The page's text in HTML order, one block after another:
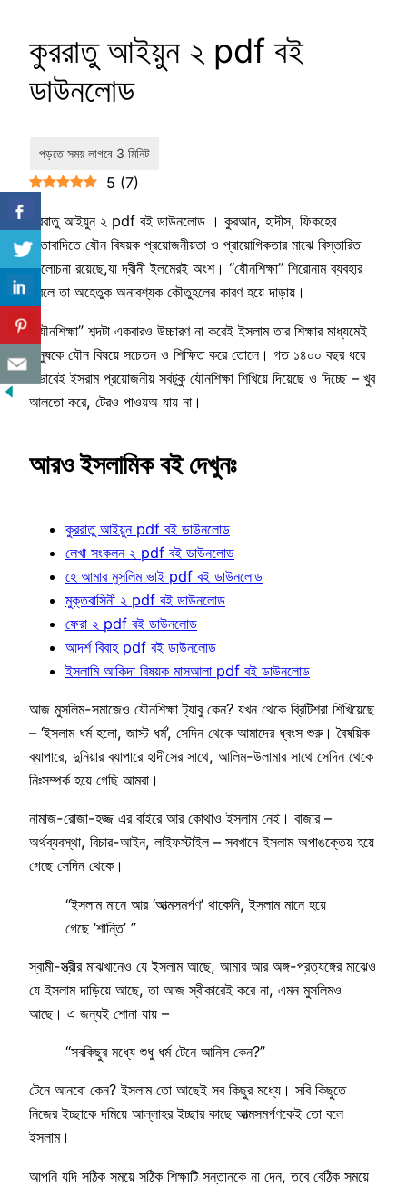
কুররাতু আইয়ুন ২ pdf বই
ডাউনলোড
5 (7)
কুররাতু আইয়ুন ২ pdf বই ডাউনলোড । কুরআন, হাদীস, ফিকহের
কিতাবাদিতে যৌন বিষয়ক প্রয়োজনীয়তা ও প্রায়োগিকতার মাঝে বিস্তারিত
আলোচনা রয়েছে,যা দ্বীনী ইলমেরই অংশ। “যৌনশিক্ষা” শিরোনাম ব্যবহার
করলে তা অহেতুক অনাবশ্যক কৌতুহলের কারণ হয়ে দাড়ায়।
“যৌনশিক্ষা” শব্দটা একবারও উচ্চারণ না করেই ইসলাম তার শিক্ষার মাধ্যমেই
মানুষকে যৌন বিষয়ে সচেতন ও শিক্ষিত করে তোলে। গত ১৪০০ বছর ধরে
এভাবেই ইসরাম প্রয়োজনীয় সবটুকু যৌনশিক্ষা শিখিয়ে দিয়েছে ও দিচ্ছে – খুব
আলতো করে, টেরও পাওয়অ যায় না।
আরও ইসলামিক বই দেখুনঃ
কুররাতু আইয়ুন pdf বই ডাউনলোড
লেখা সংকলন ২ pdf বই ডাউনলোড
হে আমার মুসলিম ভাই pdf বই ডাউনলোড
মুক্তবাসিনী ২ pdf বই ডাউনলোড
ফেরা ২ pdf বই ডাউনলোড
আদর্শ বিবাহ pdf বই ডাউনলোড
ইসলামি আকিদা বিষয়ক মাসআলা pdf বই ডাউনলোড
আজ মুসলিম-সমাজেও যৌনশিক্ষা ট্যাবু কেন? যখন থেকে ব্রিটিশরা শিখিয়েছে
– ‘ইসলাম ধর্ম হলো, জাস্ট ধর্ম’, সেদিন থেকে আমাদের ধ্বংস শুরু। বৈষয়িক
ব্যাপারে, দুনিয়ার ব্যাপারে হাদীসের সাথে, আলিম-উলামার সাথে সেদিন থেকে
নিঃসম্পর্ক হয়ে গেছি আমরা।
নামাজ-রোজা-হজ্জ এর বাইরে আর কোথাও ইসলাম নেই। বাজার –
অর্থব্যবস্থা, বিচার-আইন, লাইফস্টাইল – সবখানে ইসলাম অপাঙক্তেয় হয়ে
গেছে সেদিন থেকে।
“ইসলাম মানে আর ‘আত্মসমর্পণ’ থাকেনি, ইসলাম মানে হয়ে
গেছে ‘শান্তি’ ”
স্বামী-স্ত্রীর মাঝখানেও যে ইসলাম আছে, আমার আর অঙ্গ-প্রত্যঙ্গের মাঝেও
যে ইসলাম দাড়িয়ে আছে, তা আজ স্বীকারেই করে না, এমন মুসলিমও
আছে। এ জন্যই শোনা যায় –
“সবকিছুর মধ্যে শুধু ধর্ম টেনে আনিস কেন?”
টেনে আনবো কেন? ইসলাম তো আছেই সব কিছুর মধ্যে। সবি কিছুতে
নিজের ইচ্ছাকে দমিয়ে আল্লাহর ইচ্ছার কাছে আত্মসমর্পণকেই তো বলে
ইসলাম।
আপনি যদি সঠিক সময়ে সঠিক শিক্ষাটি সন্তানকে না দেন, তবে বেঠিক সময়ে